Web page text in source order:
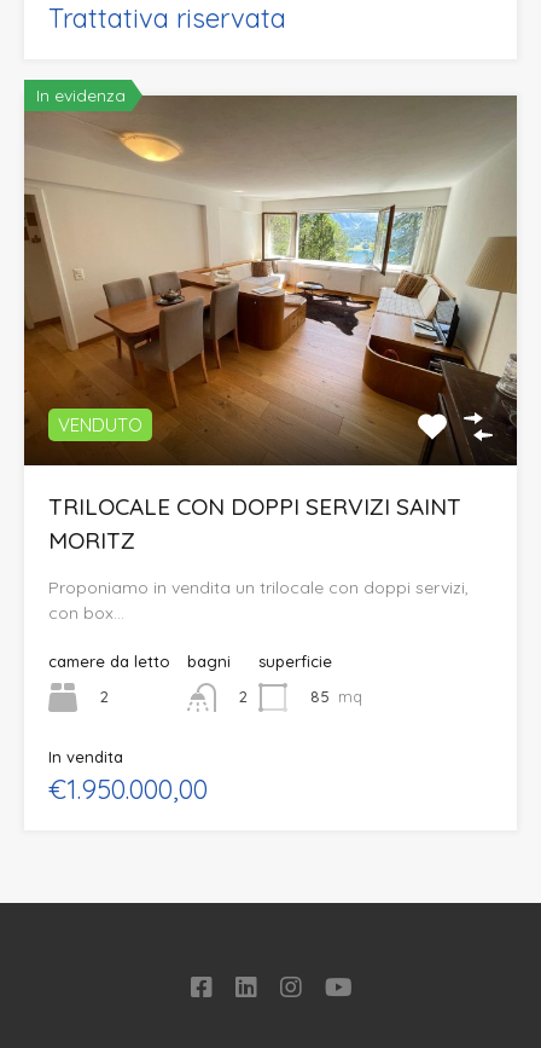
Trattativa riservata
In evidenza
VENDUTO
TRILOCALE CON DOPPI SERVIZI SAINT
MORITZ
Proponiamo in vendita un trilocale con doppi servizi,
con box…
camere da letto
2
bagni
2
superficie
85 mq
In vendita
€1.950.000,00